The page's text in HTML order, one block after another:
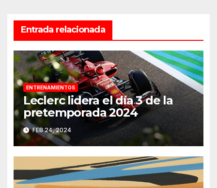
Entrada relacionada
ENTRENAMIENTOS
Leclerc lidera el día 3 de la
pretemporada 2024
FEB 24, 2024